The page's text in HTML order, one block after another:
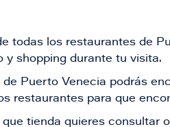
todas los restaurantes de
y shopping durante tu visita.
Puerto Venecia podrás
restaurantes para que
tienda quieres consultar